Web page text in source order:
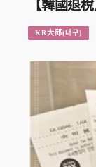
【韓國退
KR大邱(대구)